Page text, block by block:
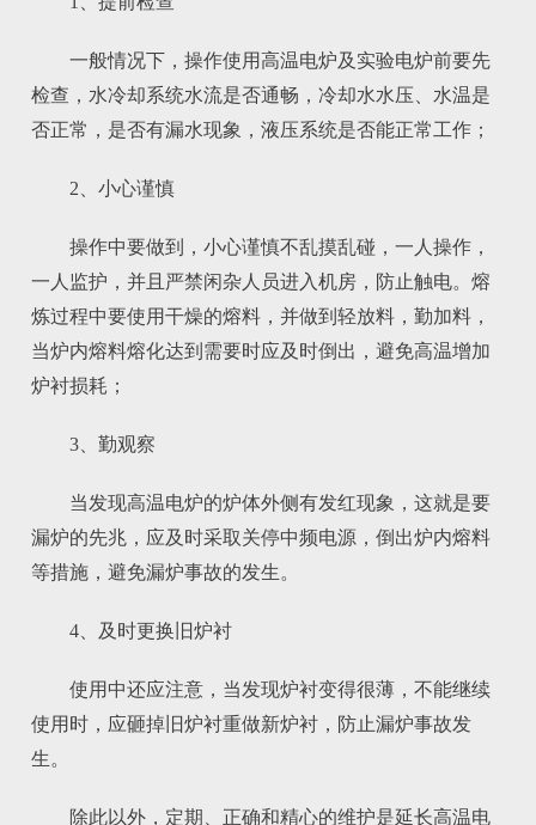
一般情况下，操作使用高温电炉及实验电炉前要先
检查，水冷却系统水流是否通畅，冷却水水压、水温是
否正常，是否有漏水现象，液压系统是否能正常工作；
2、小心谨慎
操作中要做到，小心谨慎不乱摸乱碰，一人操作，
一人监护，并且严禁闲杂人员进入机房，防止触电。熔
炼过程中要使用干燥的熔料，并做到轻放料，勤加料，
当炉内熔料熔化达到需要时应及时倒出，避免高温增加
炉衬损耗；
3、勤观察
当发现高温电炉的炉体外侧有发红现象，这就是要
漏炉的先兆，应及时采取关停中频电源，倒出炉内熔料
等措施，避免漏炉事故的发生。
4、及时更换旧炉衬
使用中还应注意，当发现炉衬变得很薄，不能继续
使用时，应砸掉旧炉衬重做新炉衬，防止漏炉事故发
生。
除此以外，定期、正确和精心的维护是延长高温电